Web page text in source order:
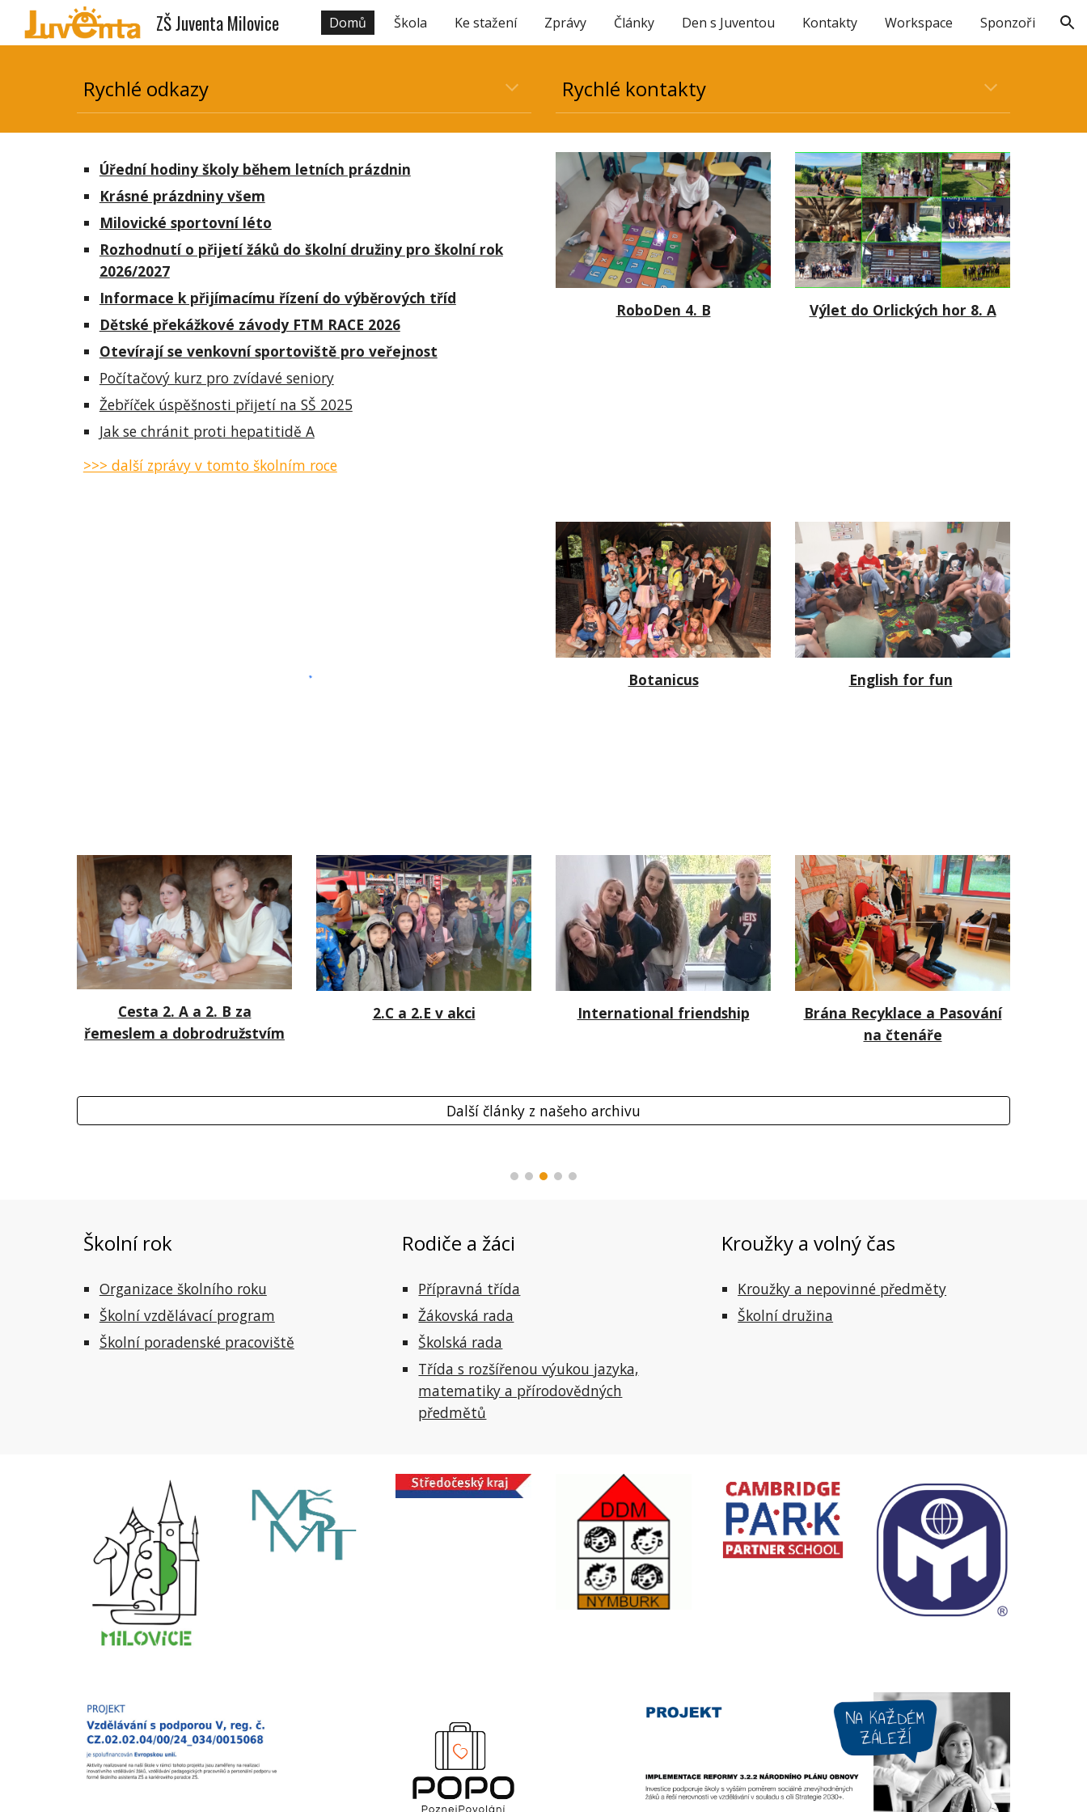
Skip to main content Skip to navigation
ZŠ Juventa Milovice Domů Škola Ke stažení Zprávy Články Den s Juventou Kontakty Workspace Sponzoři
Rychlé odkazy Rychlé kontakty
Úřední hodiny školy během letních prázdnin
Krásné prázdniny všem
Milovické sportovní léto
Rozhodnutí o přijetí žáků do školní družiny pro školní rok
2026/2027
Informace k přijímacímu řízení do výběrových tříd
Dětské překážkové závody FTM RACE 2026
Otevírají se venkovní sportoviště pro veřejnost
Počítačový kurz pro zvídavé seniory
Žebříček úspěšnosti přijetí na SŠ 2025
Jak se chránit proti hepatitidě A
>>> další zprávy v tomto školním roce
RoboDen 4. B Výlet do Orlických hor 8. A
Botanicus English for fun
Cesta 2. A a 2. B za
řemeslem a dobrodružstvím
2.C a 2.E v akci International friendship
Brána Recyklace a Pasování
na čtenáře
Další články z našeho archivu
Školní rok
Organizace školního roku
Školní vzdělávací program
Školní poradenské pracoviště
Rodiče a žáci
Přípravná třída
Žákovská rada
Školská rada
Třída s rozšířenou výukou jazyka,
matematiky a přírodovědných
předmětů
Kroužky a volný čas
Kroužky a nepovinné předměty
Školní družina